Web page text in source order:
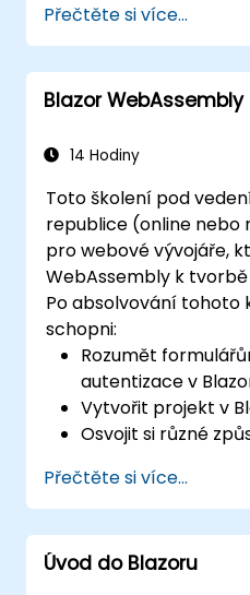
funkcí PWA v
Využívat push
progresivních
Přečtěte si více...
Blazor WebAssembly
14 Hodiny
Toto školení pod
republice (online nebo
pro webové vývojáře,
WebAssembly k
Po absolvování tohoto
schopni:
Rozumět
autentizace v
Vytvořit projekt v
Osvojit si různé
Přečtěte si více...
Úvod do Blazoru